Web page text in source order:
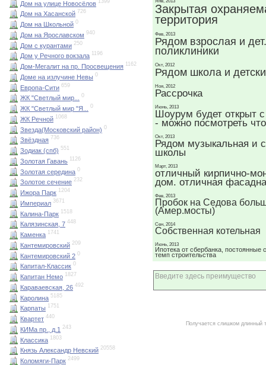
Дом на улице Новосёлов
Дом на Хасанской 726
Дом на Школьной 0
Дом на Ярославском 940
Дом с курантами 250
Дом у Речного вокзала 1196
Дом-Мегалит на пр. Просвещения 1162
Доме на излучине Невы 0
Европа-Сити 659
ЖК "Светлый мир... 0
ЖК "Светлый мир "Я... 0
ЖК Речной 1068
Звезда(Московский район) 0
Звёздная 736
Зодиак (спб) 551
Золотая Гавань 1126
Золотая середина 0
Золотое сечение 232
Ижора Парк 1204
Империал 3671
Калина-Парк 1518
Калязинская, 7 448
Каменка 1741
Кантемировский 209
Кантемировский 2 0
Капитал-Классик 0
Капитан Немо 1827
Караваевская, 26 492
Каролина 5185
Карпаты 1751
Квартет 440
КИМа пр., д.1 243
Классика 1803
Князь Александр Невский 20558
Коломяги-Парк 2499
Закрытая
территория
Фев, 2013
Рядом взрослая и дет.
поликлиники
Окт, 2012
Рядом школа и
Ноя, 2012
Рассрочка
Июнь, 2013
Шоурум будет открыт
- можно посмотреть
Окт, 2013
Рядом музыкальная и
школы
Март, 2013
отличный кирпично-
дом. отличная
Фев, 2013
Пробок на Седова
(Амер.мосты)
Сен, 2014
Собственная котельная
Июнь, 2013
Ипотека от сбербанка, постоянные
темп строительства
Получается слишком длинный